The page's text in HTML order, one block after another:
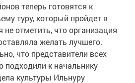
теперь готовятся к
туру, который пройдет в
не отметить, что организация
желать лучшего.
что представители всех
подходили к начальнику
культуры Ильнуру